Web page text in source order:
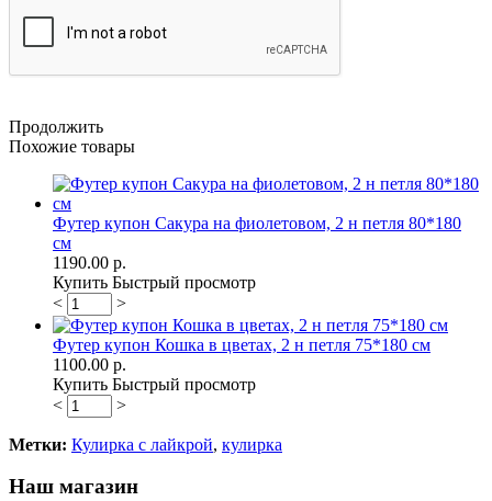
Продолжить
Похожие товары
Футер купон Сакура на фиолетовом, 2 н петля 80*180
см
1190.00 р.
Купить Быстрый просмотр
<
>
Футер купон Кошка в цветах, 2 н петля 75*180 см
1100.00 р.
Купить Быстрый просмотр
<
>
Метки: Кулирка с лайкрой, кулирка
Наш магазин